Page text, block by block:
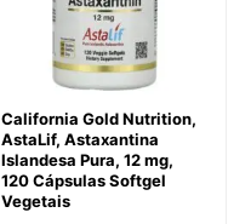
California Gold Nutrition,
AstaLif, Astaxantina
Islandesa Pura, 12 mg,
120 Cápsulas Softgel
Vegetais